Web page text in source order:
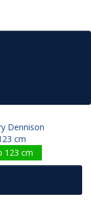
Dennison
cm
123 cm